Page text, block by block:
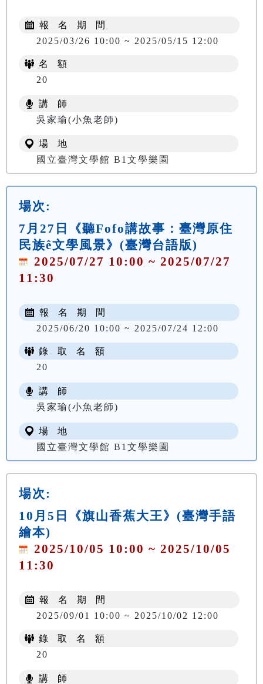
報 名 期 間
2025/03/26 10:00 ~ 2025/05/15 12:00
名 額
20
講 師
吳家瑜(小魚老師)
場 地
國立臺灣文學館 B1文學樂園
場次:
7月27日《聽Fofo講故事：臺灣原住
民族ê文學風景》(臺灣台語版)
2025/07/27 10:00 ~ 2025/07/27
11:30
報 名 期 間
2025/06/20 10:00 ~ 2025/07/24 12:00
錄 取 名 額
20
講 師
吳家瑜(小魚老師)
場 地
國立臺灣文學館 B1文學樂園
場次:
10月5日《旗山香蕉大王》(臺灣手語
繪本)
2025/10/05 10:00 ~ 2025/10/05
11:30
報 名 期 間
2025/09/01 10:00 ~ 2025/10/02 12:00
錄 取 名 額
20
講 師